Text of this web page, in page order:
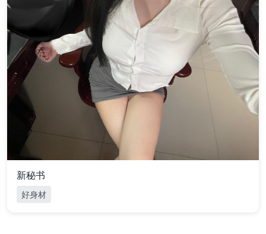
新秘书
好身材